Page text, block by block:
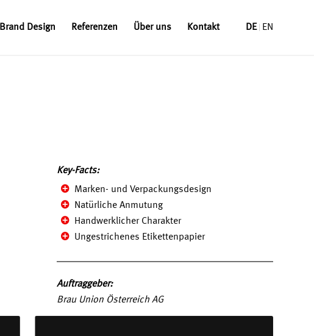
Brand Design Referenzen Über uns Kontakt DE EN
Key-Facts:
Marken- und Verpackungsdesign
Natürliche Anmutung
Handwerklicher Charakter
Ungestrichenes Etikettenpapier
Auftraggeber:
Brau Union Österreich AG